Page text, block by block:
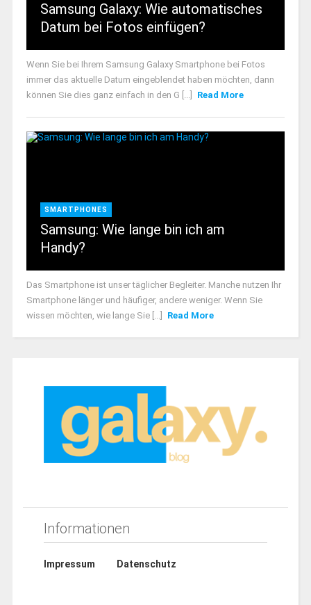
Samsung Galaxy: Wie automatisches
Datum bei Fotos einfügen?
Wenn Sie bei Ihrem Samsung Galaxy Smartphone bei Fotos
immer das aktuelle Datum eingeblendet haben möchten, dann
können Sie dies ganz einfach in den G [...]
Read More
SMARTPHONES
Samsung: Wie lange bin ich am
Handy?
Das Smartphone ist unser täglicher Begleiter. Manche nutzen Ihr
Smartphone länger und häufiger, andere weniger. Wenn Sie
wissen möchten, wie lange Sie [...]
Read More
Informationen
Impressum Datenschutz